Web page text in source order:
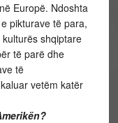
Europë. Ndoshta
pikturave të para,
shqiptare
të parë dhe
të
vetëm katër